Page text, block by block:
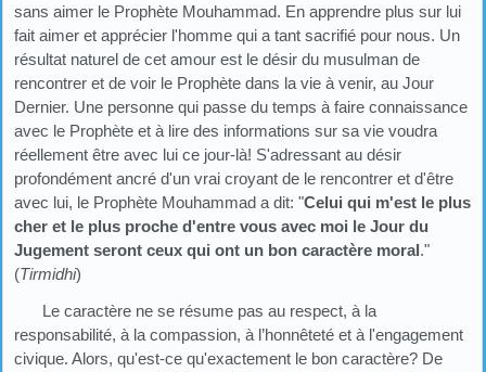
sans aimer le Prophète Mouhammad. En apprendre plus sur lui
fait aimer et apprécier l'homme qui a tant sacrifié pour nous. Un
résultat naturel de cet amour est le désir du musulman de
rencontrer et de voir le Prophète dans la vie à venir, au Jour
Dernier. Une personne qui passe du temps à faire connaissance
avec le Prophète et à lire des informations sur sa vie voudra
réellement être avec lui ce jour-là! S'adressant au désir
profondément ancré d'un vrai croyant de le rencontrer et d'être
avec lui, le Prophète Mouhammad a dit: "Celui qui m'est le plus
cher et le plus proche d'entre vous avec moi le Jour du
Jugement seront ceux qui ont un bon caractère moral."
(Tirmidhi)
Le caractère ne se résume pas au respect, à la
responsabilité, à la compassion, à l’honnêteté et à l'engagement
civique. Alors, qu'est-ce qu'exactement le bon caractère? De